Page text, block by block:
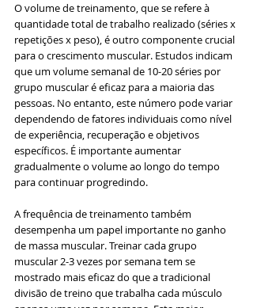
O volume de treinamento, que se refere à
quantidade total de trabalho realizado (séries x
repetições x peso), é outro componente crucial
para o crescimento muscular. Estudos indicam
que um volume semanal de 10-20 séries por
grupo muscular é eficaz para a maioria das
pessoas. No entanto, este número pode variar
dependendo de fatores individuais como nível
de experiência, recuperação e objetivos
específicos. É importante aumentar
gradualmente o volume ao longo do tempo
para continuar progredindo.
A frequência de treinamento também
desempenha um papel importante no ganho
de massa muscular. Treinar cada grupo
muscular 2-3 vezes por semana tem se
mostrado mais eficaz do que a tradicional
divisão de treino que trabalha cada músculo